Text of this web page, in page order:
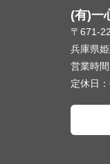
(有)一
〒671-
兵庫県
営業時間
定休日：